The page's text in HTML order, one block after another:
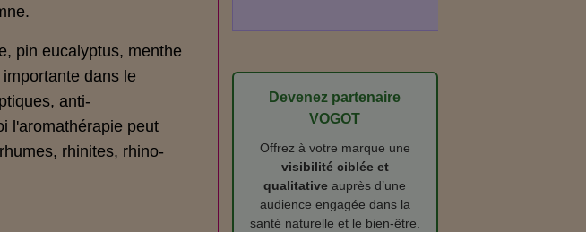
pin eucalyptus, menthe
dans le
anti-
l'aromathérapie peut
rhinites, rhino-
Devenez partenaire
VOGOT
Offrez à votre marque une
visibilité ciblée et
qualitative auprès d’une
audience engagée dans la
santé naturelle et le bien‑être.